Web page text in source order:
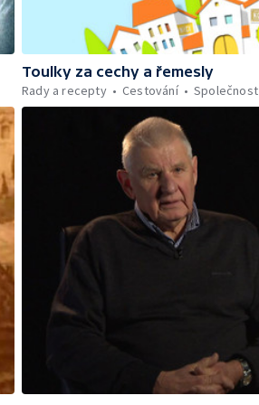
Toulky za cechy a řemesly
Rady a recepty
Cestování Společnost